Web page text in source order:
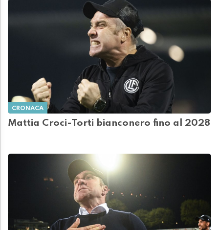
CRONACA
Mattia Croci-Torti bianconero fino al 2028